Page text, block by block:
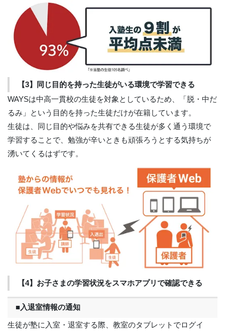
【3】同じ目的を持った生徒がいる環境で学習できる
WAYSは中高一貫校の生徒を対象としているため、「脱・中だ
るみ」という目的を持った生徒だけが在籍しています。
生徒は、同じ目的や悩みを共有できる生徒が多く通う環境で
学習することで、勉強が辛いときも頑張ろうとする気持ちが
湧いてくるはずです。
【4】お子さまの学習状況をスマホアプリで確認できる
■入退室情報の通知
生徒が塾に入室・退室する際、教室のタブレットでログイ